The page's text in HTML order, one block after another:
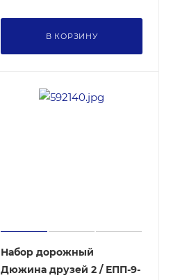
В КОРЗИНУ
Набор дорожный
Дюжина друзей 2 / ЕПП-9-